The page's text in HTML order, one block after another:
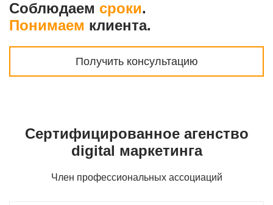
Соблюдаем сроки.
Понимаем клиента.
Получить консультацию
Сертифицированное агенство
digital маркетинга
Член профессиональных ассоциаций